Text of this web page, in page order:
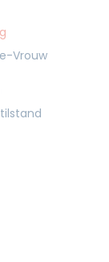
Vrouw